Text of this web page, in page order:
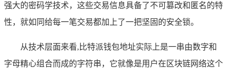
强大的密码学技术，这些交易信息具备了不可篡改和匿名的特
性，就如同给每一笔交易都加上了一把坚固的安全锁。
从技术层面来看,比特派钱包地址实际上是一串由数字和
字母精心组合而成的字符串，它就像是用户在区块链网络这个